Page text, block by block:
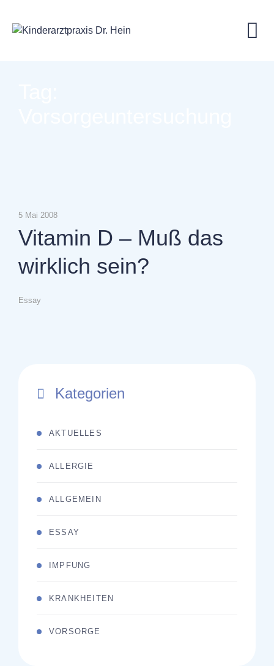
content
5 Mai 2008
Vitamin D – Muß das
wirklich sein?
Essay
Kategorien
AKTUELLES
ALLERGIE
ALLGEMEIN
ESSAY
IMPFUNG
KRANKHEITEN
VORSORGE